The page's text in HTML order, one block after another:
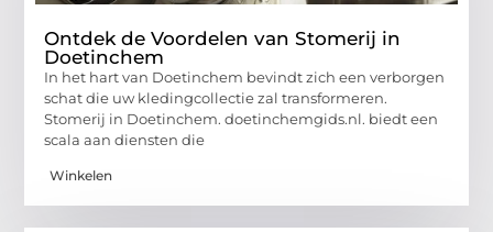
Ontdek de Voordelen van Stomerij in
Doetinchem
In het hart van Doetinchem bevindt zich een verborgen
schat die uw kledingcollectie zal transformeren.
Stomerij in Doetinchem. doetinchemgids.nl. biedt een
scala aan diensten die
Winkelen